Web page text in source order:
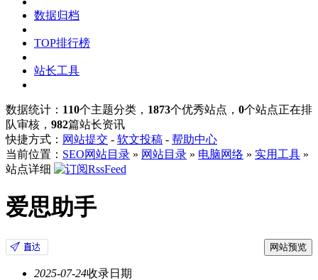
数据归档
TOP排行榜
站长工具
数据统计： 110个主题分类， 1873个优秀站点， 0个站点正在排
队审核， 982篇站长资讯
快捷方式： 网站提交 - 软文投稿 - 帮助中心
当前位置： SEO网站目录 » 网站目录 » 电脑网络 » 实用工具 »
站点详细
爱思助手
网站预览
2025-07-24收录日期